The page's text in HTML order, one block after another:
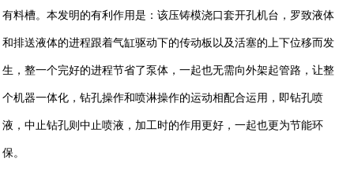
有料槽。本发明的有利作用是：该压铸模浇口套开孔机台，罗致液体
和排送液体的进程跟着气缸驱动下的传动板以及活塞的上下位移而发
生，整一个完好的进程节省了泵体，一起也无需向外架起管路，让整
个机器一体化，钻孔操作和喷淋操作的运动相配合运用，即钻孔喷
液，中止钻孔则中止喷液，加工时的作用更好，一起也更为节能环
保。